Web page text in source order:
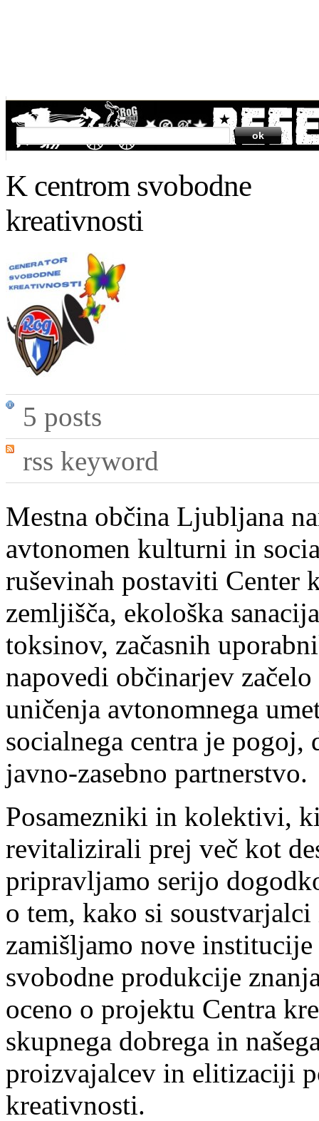
SEARCH
K centrom svobodne
kreativnosti
5 posts
rss keyword
Mestna občina Ljubljana
avtonomen kulturni in
ruševinah postaviti Center
zemljišča, ekološka
toksinov, začasnih
napovedi občinarjev
uničenja avtonomnega
socialnega centra je
javno-zasebno partnerstvo.
Posamezniki in kolektivi,
revitalizirali prej več kot
pripravljamo serijo
o tem, kako si
zamišljamo nove
svobodne produkcije
oceno o projektu Centra
skupnega dobrega in
proizvajalcev in elitizaciji
kreativnosti.